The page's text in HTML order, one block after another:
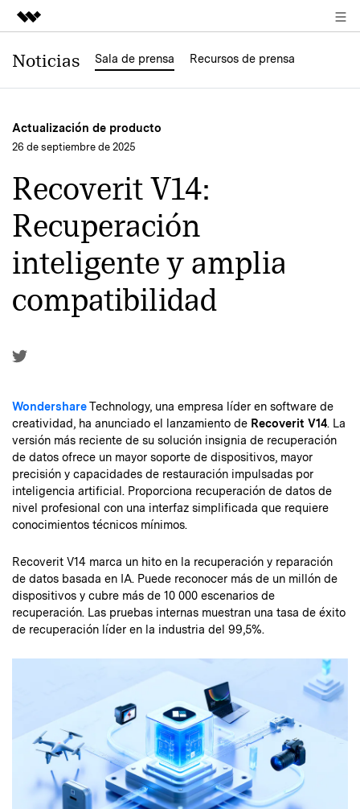
Productos destacados
Resumen
Soluciones
Quiénes somos
Sala de prensa
Tienda
Noticias Sala de prensa Recursos de prensa
Actualización de producto
26 de septiembre de 2025
Recoverit V14:
Recuperación
inteligente y amplia
compatibilidad
WondershareTechnology, una empresa líder en software de
creatividad, ha anunciado el lanzamiento de Recoverit V14. La
versión más reciente de su solución insignia de recuperación
de datos ofrece un mayor soporte de dispositivos, mayor
precisión y capacidades de restauración impulsadas por
inteligencia artificial. Proporciona recuperación de datos de
nivel profesional con una interfaz simplificada que requiere
conocimientos técnicos mínimos.
Recoverit V14 marca un hito en la recuperación y reparación
de datos basada en IA. Puede reconocer más de un millón de
dispositivos y cubre más de 10 000 escenarios de
recuperación. Las pruebas internas muestran una tasa de éxito
de recuperación líder en la industria del 99,5%.